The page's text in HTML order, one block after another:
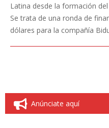
Latina desde la formación
Se trata de una ronda de
dólares para la compañía
Anúnciate aquí